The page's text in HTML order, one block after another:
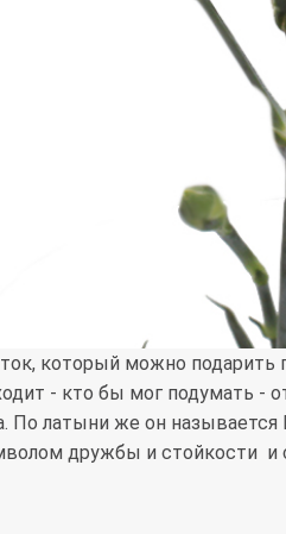
который можно
- кто бы мог подумать -
По латыни же он
дружбы и стойкости и